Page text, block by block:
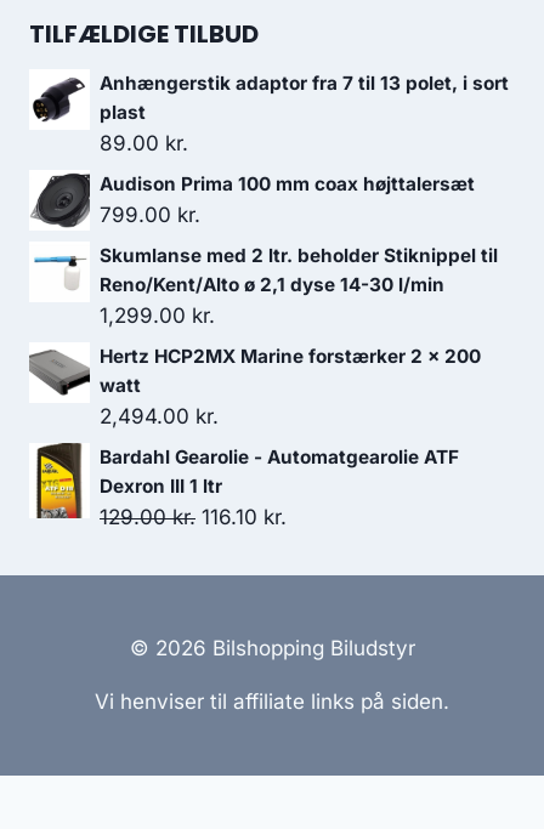
var:
199.00 kr..149.00 kr..
TILFÆLDIGE TILBUD
Anhængerstik adaptor fra 7 til 13 polet, i sort
plast
89.00 kr.
Audison Prima 100 mm coax højttalersæt
799.00 kr.
Skumlanse med 2 ltr. beholder Stiknippel til
Reno/Kent/Alto ø 2,1 dyse 14-30 l/min
1,299.00 kr.
Hertz HCP2MX Marine forstærker 2 x 200
watt
2,494.00 kr.
Bardahl Gearolie - Automatgearolie ATF
Dexron III 1 ltr
129.00kr. Den
pris
129.00 kr..
116.10 kr.
pris
116.10 kr..
© 2026 Bilshopping Biludstyr
Vi henviser til affiliate links på siden.